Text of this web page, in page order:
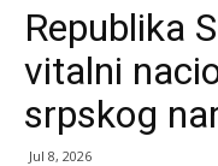
Republika
vitalni
srpskog
Jul 8, 2026